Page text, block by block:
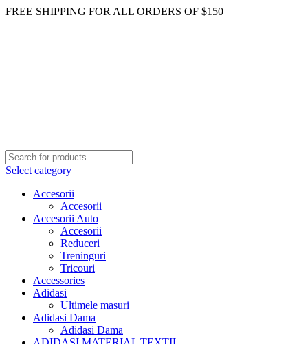
FREE SHIPPING FOR ALL ORDERS OF $150
Select category
Accesorii
Accesorii
Accesorii Auto
Accesorii
Reduceri
Treninguri
Tricouri
Accessories
Adidasi
Ultimele masuri
Adidasi Dama
Adidasi Dama